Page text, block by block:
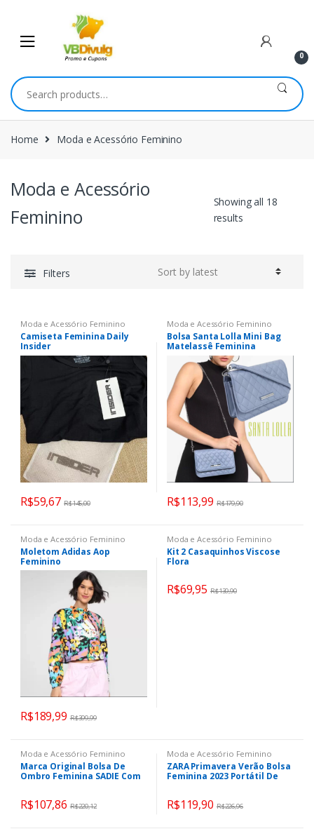
navigation
content
0
Search
for:
Home Moda e Acessório Feminino
Moda e Acessório
Feminino
Showing all 18
results
Filters
Moda e Acessório Feminino
Camiseta Feminina Daily
Insider
R$59,67 R$145,00
Moda e Acessório Feminino
Bolsa Santa Lolla Mini Bag
Matelassê Feminina
R$113,99 R$179,90
Moda e Acessório Feminino
Moletom Adidas Aop
Feminino
R$189,99 R$399,99
Moda e Acessório Feminino
Kit 2 Casaquinhos Viscose
Flora
R$69,95 R$139,90
Moda e Acessório Feminino
Marca Original Bolsa De
Ombro Feminina SADIE Com
65547
R$107,86 R$220,12
Moda e Acessório Feminino
ZARA Primavera Verão Bolsa
Feminina 2023 Portátil De
R$119,90 R$226,96